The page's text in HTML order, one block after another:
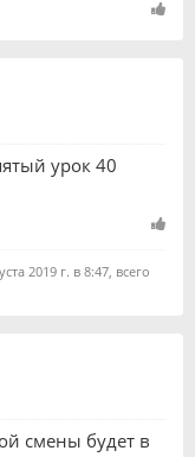
урок 40
2019 г. в 8:47, всего
смены будет в